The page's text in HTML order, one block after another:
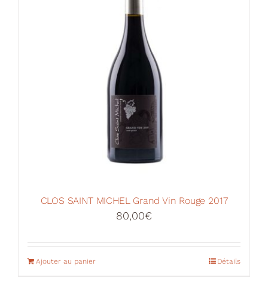
CLOS SAINT MICHEL Grand Vin Rouge 2017
80,00€
Ajouter au panier Détails